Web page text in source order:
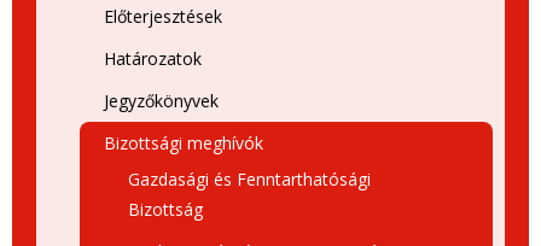
Előterjesztések
Határozatok
Jegyzőkönyvek
Bizottsági meghívók
Gazdasági és Fenntarthatósági
Bizottság